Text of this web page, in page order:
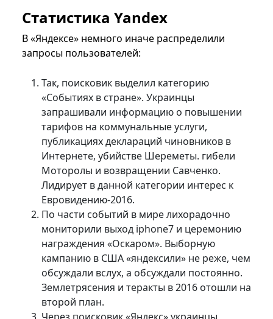
Статистика Yandex
В «Яндексе» немного иначе распределили
запросы пользователей:
Так, поисковик выделил категорию
«Событиях в стране». Украинцы
запрашивали информацию о повышении
тарифов на коммунальные услуги,
публикациях деклараций чиновников в
Интернете, убийстве Шереметы. гибели
Моторолы и возвращении Савченкo.
Лидирует в данной категории интерес к
Евровидению-2016.
По части событий в мире лихорадочно
мониторили выход iphone7 и церемонию
награждения «Оскаром». Выборную
кампанию в США «яндексили» не реже, чем
обсуждали вслух, а обсуждали постоянно.
Землетрясения и теракты в 2016 отошли на
второй план.